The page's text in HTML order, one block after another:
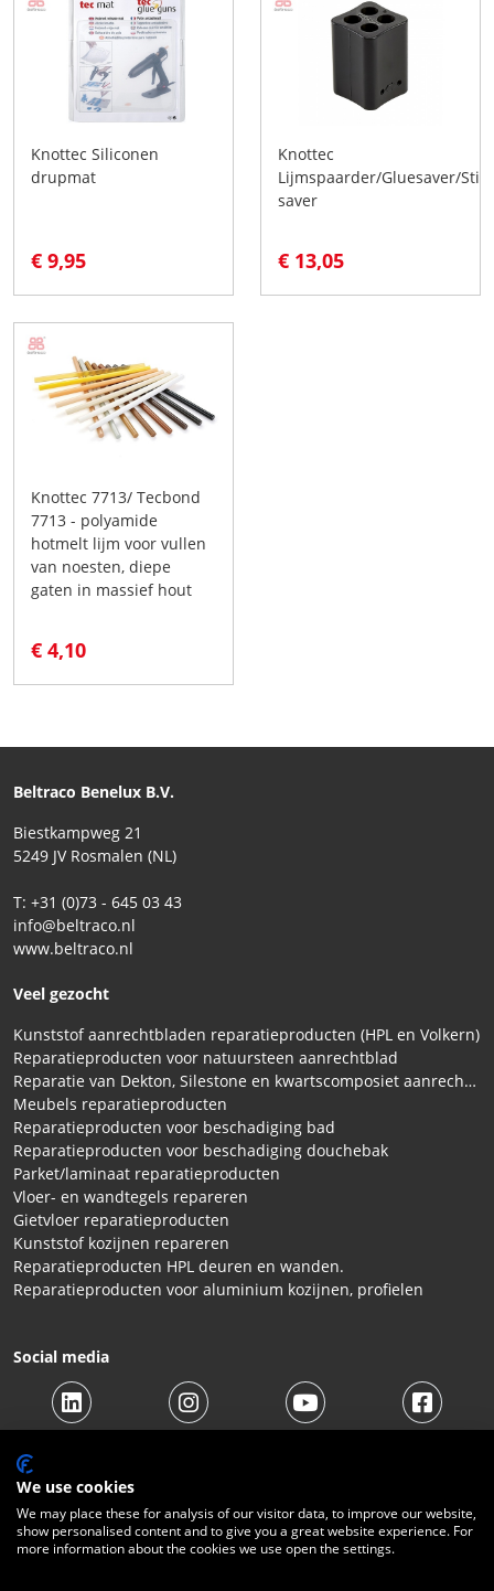
Knottec Siliconen
drupmat
€ 9,95
Knottec
Lijmspaarder/Gluesaver/Stick
saver
€ 13,05
Knottec 7713/ Tecbond
7713 - polyamide
hotmelt lijm voor vullen
van noesten, diepe
gaten in massief hout
€ 4,10
Beltraco Benelux B.V.
Biestkampweg 21
5249 JV Rosmalen (NL)
T: +31 (0)73 - 645 03 43
info@beltraco.nl
www.beltraco.nl
Veel gezocht
Kunststof aanrechtbladen reparatieproducten (HPL en Volkern)
Reparatieproducten voor natuursteen aanrechtblad
Reparatie van Dekton, Silestone en kwartscomposiet aanrechtbladen
Meubels reparatieproducten
Reparatieproducten voor beschadiging bad
Reparatieproducten voor beschadiging douchebak
Parket/laminaat reparatieproducten
Vloer- en wandtegels repareren
Gietvloer reparatieproducten
Kunststof kozijnen repareren
Reparatieproducten HPL deuren en wanden.
Reparatieproducten voor aluminium kozijnen, profielen
Social media
© 2026 Beltraco Benelux B.V. |Algemene voorwaarden
We use cookies
We may place these for analysis of our visitor data, to improve our website,
show personalised content and to give you a great website experience. For
more information about the cookies we use open the settings.